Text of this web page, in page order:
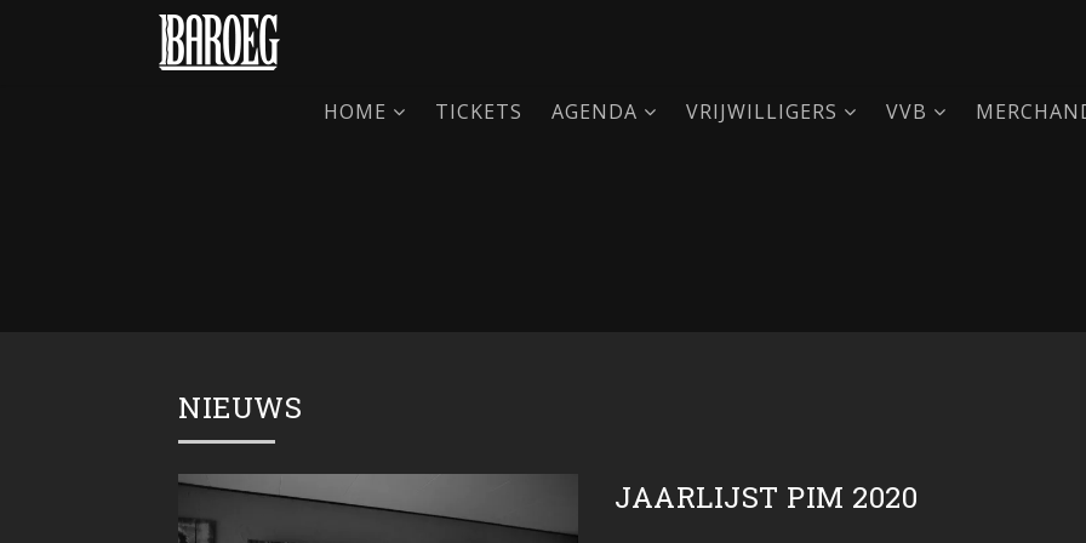
HOME TICKETS AGENDA VRIJWILLIGERS VVB
NIEUWS
JAARLIJST PIM 2020